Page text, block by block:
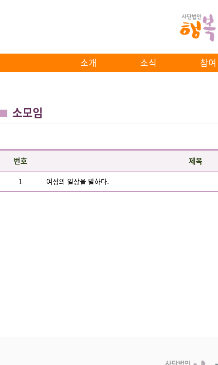
소개 소식 참여
소모임
번호 제목
1 여성의 일상을 말하다.